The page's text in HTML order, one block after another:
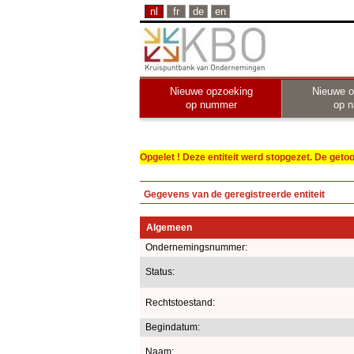
nl fr de en
Nieuwe opzoeking
op nummer
Nieuwe
op
Opgelet ! Deze entiteit werd stopgezet. De
Gegevens van de geregistreerde entiteit
Algemeen
Ondernemingsnummer:
Status:
Rechtstoestand:
Begindatum:
Naam: